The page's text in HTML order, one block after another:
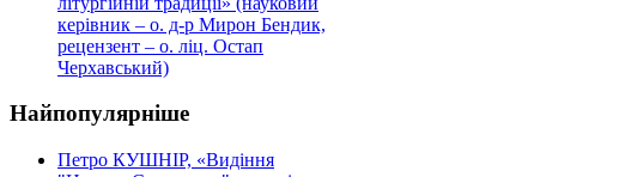
керівник – о. д-р Мирон Бендик,
рецензент – о. ліц. Остап
Черхавський)
Найпопулярніше
Петро КУШНІР, «Видіння